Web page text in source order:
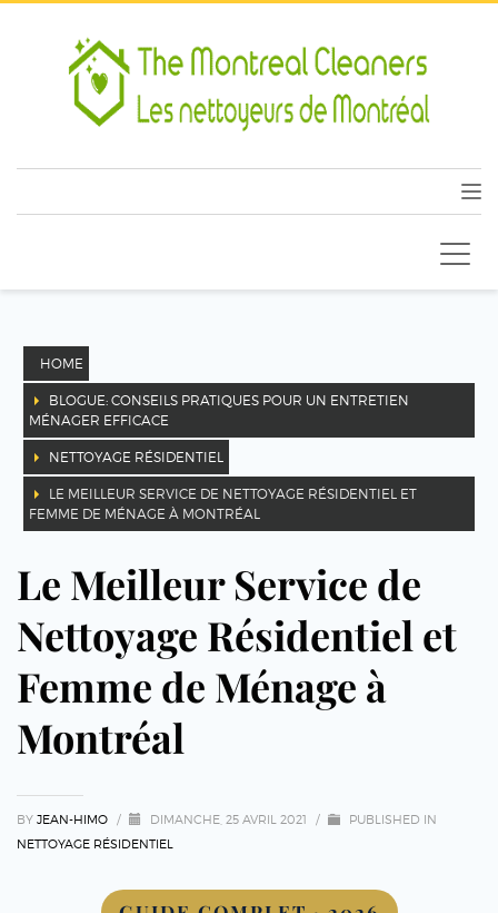
HOME
BLOGUE: CONSEILS PRATIQUES POUR UN ENTRETIEN
MÉNAGER EFFICACE
NETTOYAGE RÉSIDENTIEL
LE MEILLEUR SERVICE DE NETTOYAGE RÉSIDENTIEL ET
FEMME DE MÉNAGE À MONTRÉAL
Le Meilleur Service de
Nettoyage Résidentiel et
Femme de Ménage à
Montréal
BY JEAN-HIMO / DIMANCHE, 25 AVRIL 2021 /
PUBLISHED IN
NETTOYAGE RÉSIDENTIEL